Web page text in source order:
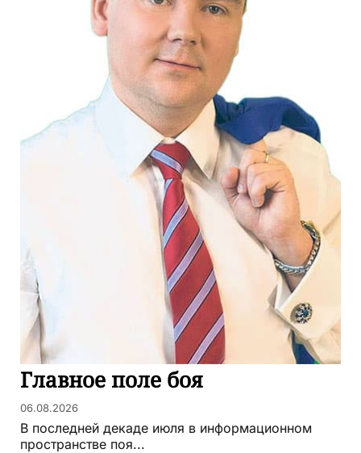
Главное поле боя
06.08.2026
В последней декаде июля в информационном
пространстве поя...